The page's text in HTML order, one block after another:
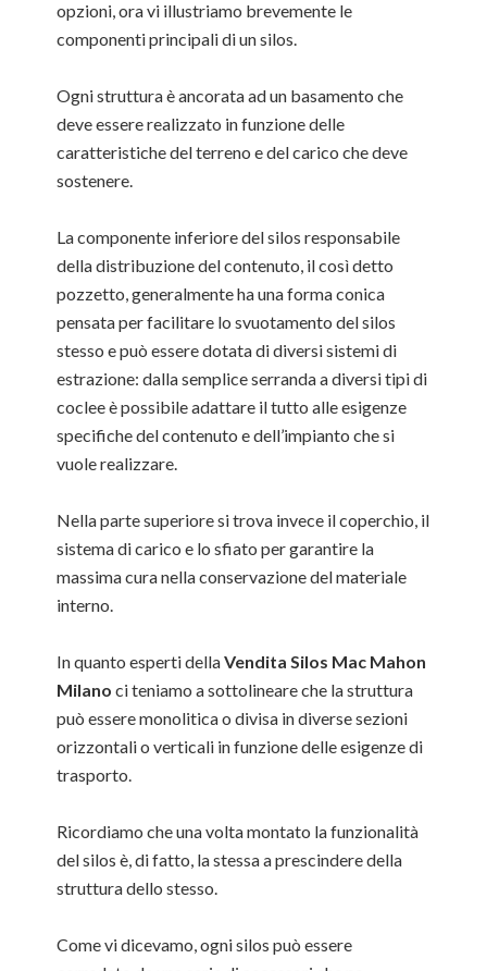
opzioni, ora vi illustriamo brevemente le
componenti principali di un silos.
Ogni struttura è ancorata ad un basamento che
deve essere realizzato in funzione delle
caratteristiche del terreno e del carico che deve
sostenere.
La componente inferiore del silos responsabile
della distribuzione del contenuto, il così detto
pozzetto, generalmente ha una forma conica
pensata per facilitare lo svuotamento del silos
stesso e può essere dotata di diversi sistemi di
estrazione: dalla semplice serranda a diversi tipi di
coclee è possibile adattare il tutto alle esigenze
specifiche del contenuto e dell’impianto che si
vuole realizzare.
Nella parte superiore si trova invece il coperchio, il
sistema di carico e lo sfiato per garantire la
massima cura nella conservazione del materiale
interno.
In quanto esperti dellaVendita Silos Mac Mahon
Milano ci teniamo a sottolineare che la struttura
può essere monolitica o divisa in diverse sezioni
orizzontali o verticali in funzione delle esigenze di
trasporto.
Ricordiamo che una volta montato la funzionalità
del silos è, di fatto, la stessa a prescindere della
struttura dello stesso.
Come vi dicevamo, ogni silos può essere